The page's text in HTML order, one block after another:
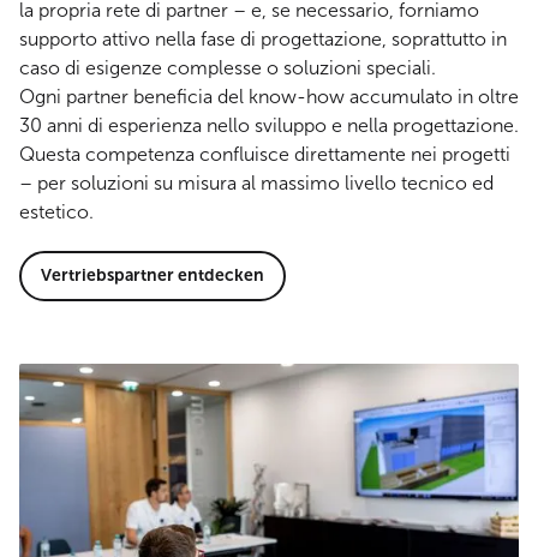
la propria rete di partner – e, se necessario, forniamo
supporto attivo nella fase di progettazione, soprattutto in
caso di esigenze complesse o soluzioni speciali.
Ogni partner beneficia del know-how accumulato in oltre
30 anni di esperienza nello sviluppo e nella progettazione.
Questa competenza confluisce direttamente nei progetti
– per soluzioni su misura al massimo livello tecnico ed
estetico.
Vertriebspartner entdecken